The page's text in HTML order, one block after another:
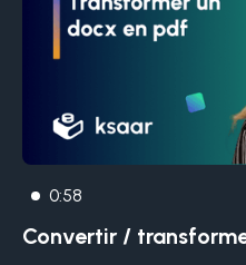
0:58
Convertir /